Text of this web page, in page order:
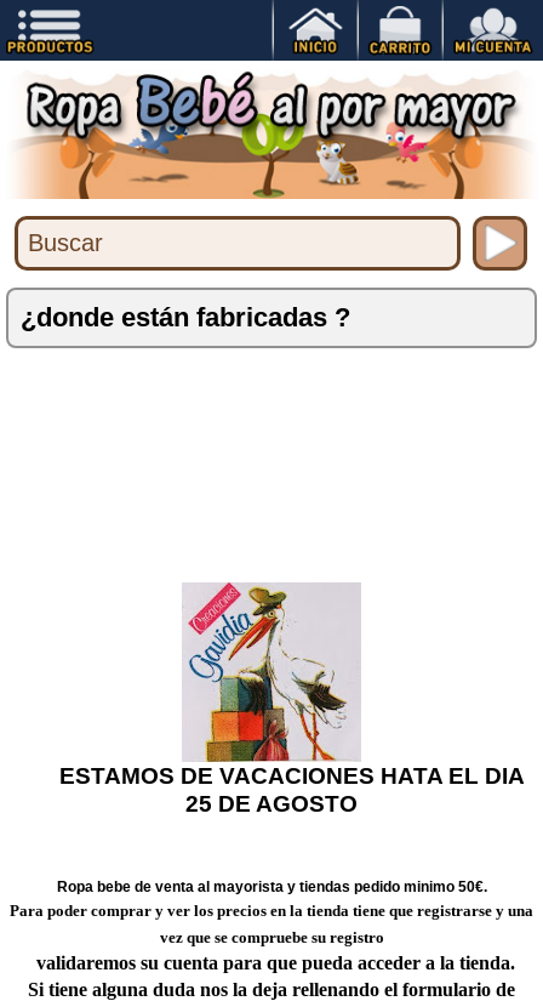
¿donde están fabricadas ?
ESTAMOS DE VACACIONES HATA EL DIA
25 DE AGOSTO
Ropa bebede venta al mayorista y tiendas pedido minimo 50€.
Para poder comprar y ver los precios en la tienda tiene que registrarse y una
vezque se compruebe su registro
validaremos su cuenta para que pueda acceder a la tienda.
Si tiene alguna duda nos la deja rellenando el formulario de